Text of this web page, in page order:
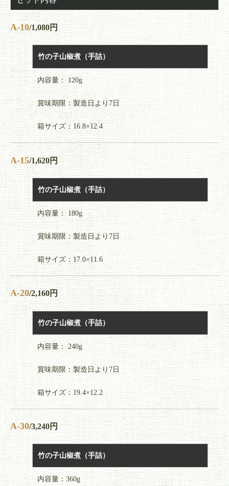
A-10/1,080円
竹の子山椒煮（手詰）
内容量： 120g
賞味期限：製造日より7日
箱サイズ：16.8×12.4
A-15/1,620円
竹の子山椒煮（手詰）
内容量： 180g
賞味期限：製造日より7日
箱サイズ：17.0×11.6
A-20/2,160円
竹の子山椒煮（手詰）
内容量： 240g
賞味期限：製造日より7日
箱サイズ：19.4×12.2
A-30/3,240円
竹の子山椒煮（手詰）
内容量：360g